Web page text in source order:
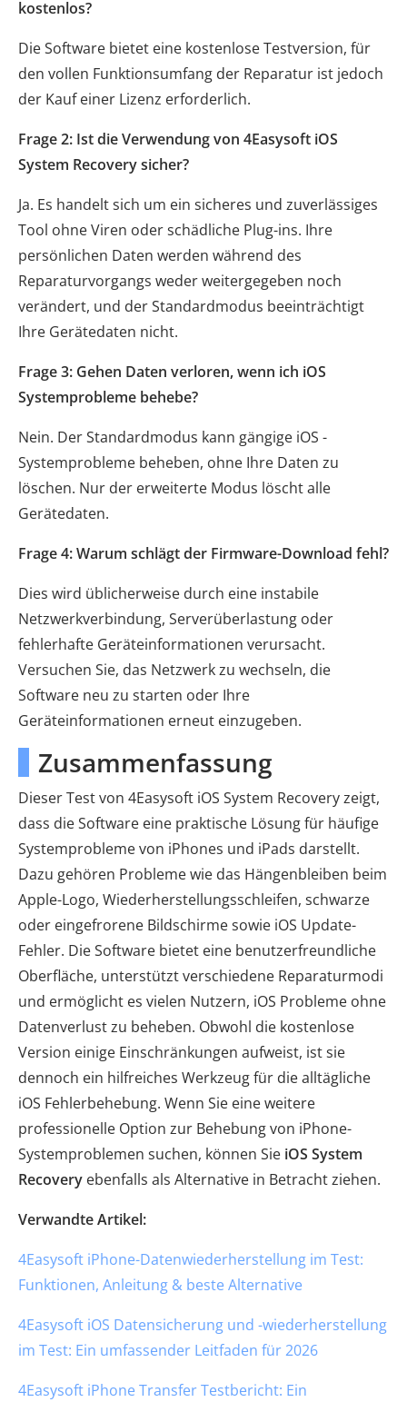
kostenlos?
Die Software bietet eine kostenlose Testversion, für
den vollen Funktionsumfang der Reparatur ist jedoch
der Kauf einer Lizenz erforderlich.
Frage 2: Ist die Verwendung von 4Easysoft iOS
System Recovery sicher?
Ja. Es handelt sich um ein sicheres und zuverlässiges
Tool ohne Viren oder schädliche Plug-ins. Ihre
persönlichen Daten werden während des
Reparaturvorgangs weder weitergegeben noch
verändert, und der Standardmodus beeinträchtigt
Ihre Gerätedaten nicht.
Frage 3: Gehen Daten verloren, wenn ich iOS
Systemprobleme behebe?
Nein. Der Standardmodus kann gängige iOS -
Systemprobleme beheben, ohne Ihre Daten zu
löschen. Nur der erweiterte Modus löscht alle
Gerätedaten.
Frage 4: Warum schlägt der Firmware-Download fehl?
Dies wird üblicherweise durch eine instabile
Netzwerkverbindung, Serverüberlastung oder
fehlerhafte Geräteinformationen verursacht.
Versuchen Sie, das Netzwerk zu wechseln, die
Software neu zu starten oder Ihre
Geräteinformationen erneut einzugeben.
Zusammenfassung
Dieser Test von 4Easysoft iOS System Recovery zeigt,
dass die Software eine praktische Lösung für häufige
Systemprobleme von iPhones und iPads darstellt.
Dazu gehören Probleme wie das Hängenbleiben beim
Apple-Logo, Wiederherstellungsschleifen, schwarze
oder eingefrorene Bildschirme sowie iOS Update-
Fehler. Die Software bietet eine benutzerfreundliche
Oberfläche, unterstützt verschiedene Reparaturmodi
und ermöglicht es vielen Nutzern, iOS Probleme ohne
Datenverlust zu beheben. Obwohl die kostenlose
Version einige Einschränkungen aufweist, ist sie
dennoch ein hilfreiches Werkzeug für die alltägliche
iOS Fehlerbehebung. Wenn Sie eine weitere
professionelle Option zur Behebung von iPhone-
Systemproblemen suchen, können Sie iOS System
Recovery ebenfalls als Alternative in Betracht ziehen.
Verwandte Artikel:
4Easysoft iPhone-Datenwiederherstellung im Test:
Funktionen, Anleitung & beste Alternative
4Easysoft iOS Datensicherung und -wiederherstellung
im Test: Ein umfassender Leitfaden für 2026
4Easysoft iPhone Transfer Testbericht: Ein